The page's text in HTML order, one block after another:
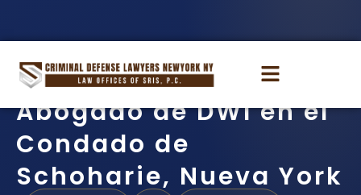
Abogado de DWI en el
Condado de
Schoharie, Nueva York